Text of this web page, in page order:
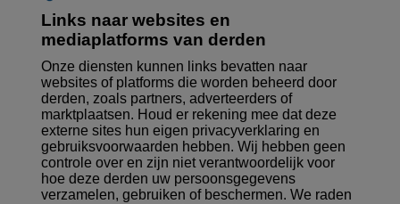
Links naar websites en
mediaplatforms van derden
Onze diensten kunnen links bevatten naar
websites of platforms die worden beheerd door
derden, zoals partners, adverteerders of
marktplaatsen. Houd er rekening mee dat deze
externe sites hun eigen privacyverklaring en
gebruiksvoorwaarden hebben. Wij hebben geen
controle over en zijn niet verantwoordelijk voor
hoe deze derden uw persoonsgegevens
verzamelen, gebruiken of beschermen. We raden